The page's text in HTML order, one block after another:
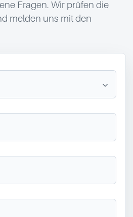
Fragen. Wir prüfen die
melden uns mit den